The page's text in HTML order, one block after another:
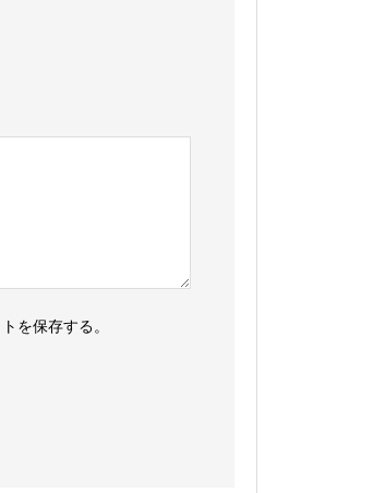
を保存する。